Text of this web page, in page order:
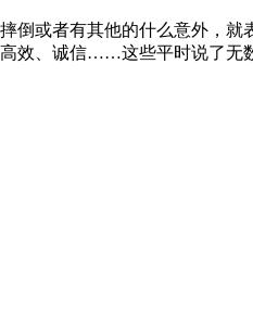
倒或者有其他的什么意外，
效、诚信……这些平时说了无